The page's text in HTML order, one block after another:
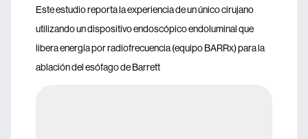
Este estudio reporta la experiencia de un único cirujano
utilizando un dispositivo endoscópico endoluminal que
libera energía por radiofrecuencia (equipo BARRx) para la
ablación del esófago de Barrett